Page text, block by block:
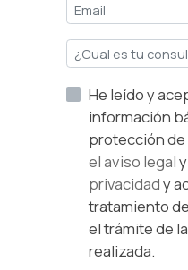
He leído y
información
el aviso legaly
privacidady
tratamiento
el trámite de
realizada.